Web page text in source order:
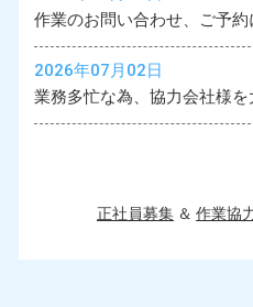
作業のお問い合わせ、ご予約
2026年07月02日
業務多忙な為、協力会社様を
正社員募集 ＆ 作業協